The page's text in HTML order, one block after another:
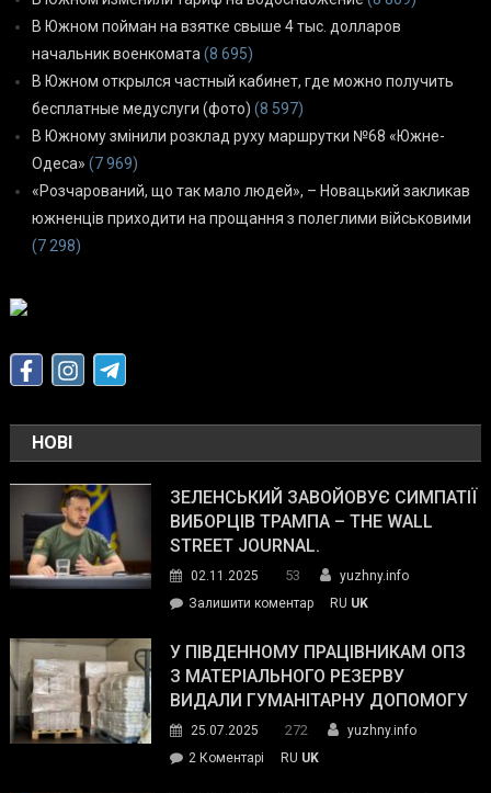
В Южном пойман на взятке свыше 4 тыс. долларов
начальник военкомата (8 695)
В Южном открылся частный кабинет, где можно получить
бесплатные медуслуги (фото) (8 597)
В Южному змінили розклад руху маршрутки №68 «Южне-
Одеса» (7 969)
«Розчарований, що так мало людей», – Новацький закликав
южненців приходити на прощання з полеглими військовими
(7 298)
НОВІ
ЗЕЛЕНСЬКИЙ ЗАВОЙОВУЄ СИМПАТІЇ
ВИБОРЦІВ ТРАМПА – THE WALL
STREET JOURNAL.
02.11.2025 53
yuzhny.info
Залишити коментарon
завойовує
симпатії
виборців
The
RU UK
У ПІВДЕННОМУ ПРАЦІВНИКАМ ОПЗ
З МАТЕРІАЛЬНОГО РЕЗЕРВУ
ВИДАЛИ ГУМАНІТАРНУ ДОПОМОГУ
25.07.2025 272
yuzhny.info
2 Коментарі
RU UK